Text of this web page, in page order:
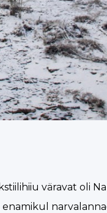
väravat oli